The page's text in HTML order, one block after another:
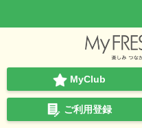
ご利用登録
MyClub